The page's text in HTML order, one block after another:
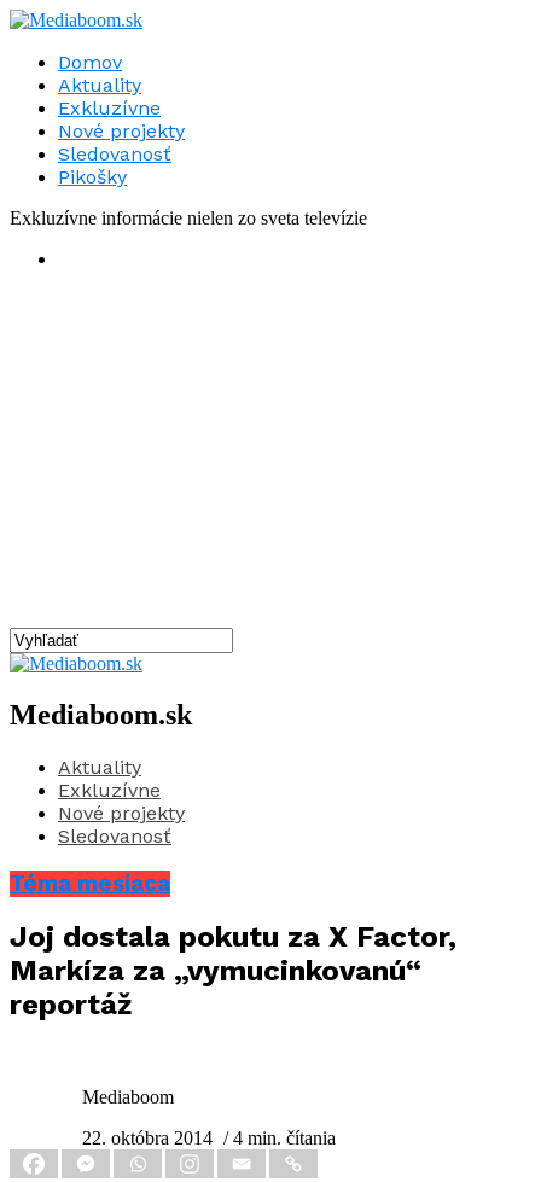
Domov
Aktuality
Exkluzívne
Nové projekty
Sledovanosť
Pikošky
Exkluzívne informácie nielen zo sveta televízie
Mediaboom.sk
Aktuality
Exkluzívne
Nové projekty
Sledovanosť
Téma mesiaca
Joj dostala pokutu za X Factor,
Markíza za „vymucinkovanú“
reportáž
Mediaboom
22. októbra 2014 / 4 min. čítania